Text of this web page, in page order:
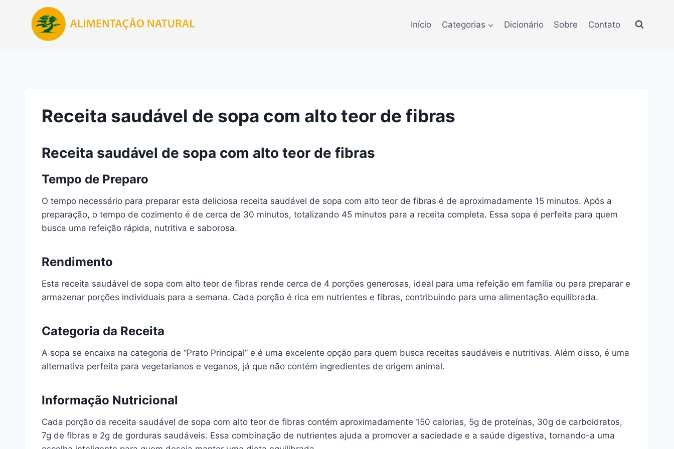
Início Categorias Dicionário Sobre Contato
Receita saudável de sopa com alto teor de fibras
Receita saudável de sopa com alto teor de fibras
Tempo de Preparo
O tempo necessário para preparar esta deliciosa receita saudável de sopa com alto teor de fibras é de aproximadamente 15 minutos. Após a
preparação, o tempo de cozimento é de cerca de 30 minutos, totalizando 45 minutos para a receita completa. Essa sopa é perfeita para quem
busca uma refeição rápida, nutritiva e saborosa.
Rendimento
Esta receita saudável de sopa com alto teor de fibras rende cerca de 4 porções generosas, ideal para uma refeição em família ou para preparar e
armazenar porções individuais para a semana. Cada porção é rica em nutrientes e fibras, contribuindo para uma alimentação equilibrada.
Categoria da Receita
A sopa se encaixa na categoria de “Prato Principal” e é uma excelente opção para quem busca receitas saudáveis e nutritivas. Além disso, é uma
alternativa perfeita para vegetarianos e veganos, já que não contém ingredientes de origem animal.
Informação Nutricional
Cada porção da receita saudável de sopa com alto teor de fibras contém aproximadamente 150 calorias, 5g de proteínas, 30g de carboidratos,
7g de fibras e 2g de gorduras saudáveis. Essa combinação de nutrientes ajuda a promover a saciedade e a saúde digestiva, tornando-a uma